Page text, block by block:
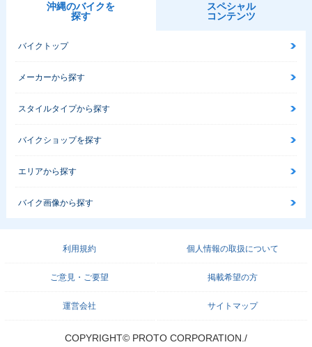
沖縄のバイクを
探す
スペシャル
コンテンツ
バイクトップ
メーカーから探す
スタイルタイプから探す
バイクショップを探す
エリアから探す
バイク画像から探す
利用規約 個人情報の取扱について
ご意見・ご要望 掲載希望の方
運営会社 サイトマップ
COPYRIGHT© PROTO CORPORATION./